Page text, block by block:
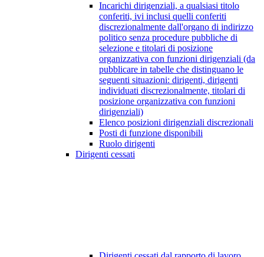
Incarichi dirigenziali, a qualsiasi titolo
conferiti, ivi inclusi quelli conferiti
discrezionalmente dall'organo di indirizzo
politico senza procedure pubbliche di
selezione e titolari di posizione
organizzativa con funzioni dirigenziali (da
pubblicare in tabelle che distinguano le
seguenti situazioni: dirigenti, dirigenti
individuati discrezionalmente, titolari di
posizione organizzativa con funzioni
dirigenziali)
Elenco posizioni dirigenziali discrezionali
Posti di funzione disponibili
Ruolo dirigenti
Dirigenti cessati